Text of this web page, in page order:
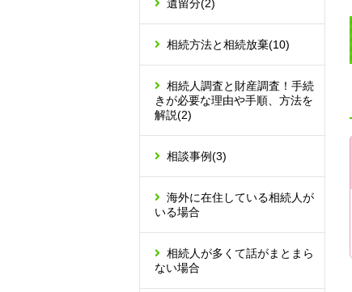
遺留分(2)
相続方法と相続放棄(10)
相続人調査と財産調査！手続
きが必要な理由や手順、方法を
解説(2)
相談事例(3)
海外に在住している相続人が
いる場合
相続人が多くて話がまとまら
ない場合